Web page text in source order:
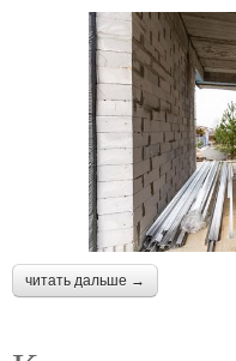
читать дальше →